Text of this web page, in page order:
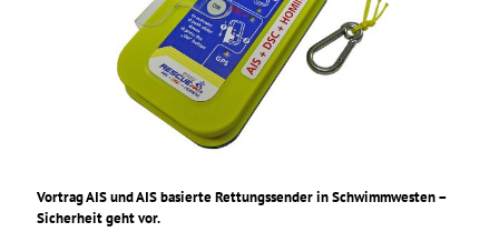
Vortrag AIS und AIS basierte Rettungssender in Schwimmwesten –
Sicherheit geht vor.